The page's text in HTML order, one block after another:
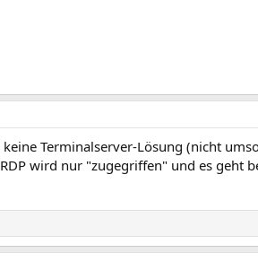
Terminalserver-Lösung (nicht
wird nur "zugegriffen" und es geht